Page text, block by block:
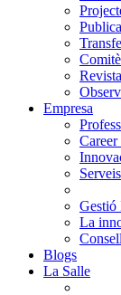
Empresa
Career
Gestió
La
Blogs
La Salle